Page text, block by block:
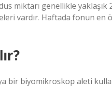
miktarı genellikle
vardır. Haftada fonun en
bir biyomikroskop aleti